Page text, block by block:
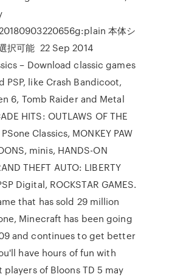
本体シ
択可能 22 Sep 2014
– Download classic games
PSP, like Crash Bandicoot,
6, Tomb Raider and Metal
HITS: OUTLAWS OF THE
Classics, MONKEY PAW
minis, HANDS-ON
THEFT AUTO: LIBERTY
Digital, ROCKSTAR GAMES.
that has sold 29 million
Minecraft has been going
and continues to get better
have hours of fun with
players of Bloons TD 5 may